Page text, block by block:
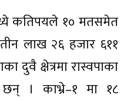
कतिपयले १० मतसमेत
लाख २६ हजार ६११
दुवै क्षेत्रमा रास्वपाका
। काभ्रे–१ मा १८